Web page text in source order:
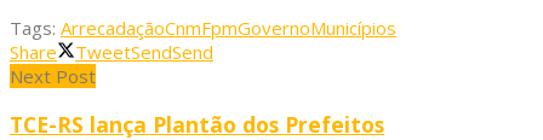
Tags: ArrecadaçãoCnmFpmGovernoMunicípios
Share
TweetSendSend
Next Post
TCE-RS lança Plantão dos Prefeitos